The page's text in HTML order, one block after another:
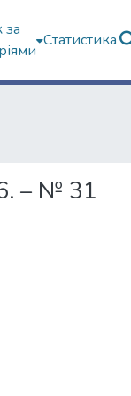
за
Статистика
– № 31